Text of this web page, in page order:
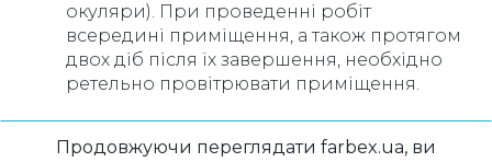
окуляри). При проведенні робіт
всередині приміщення, а також протягом
двох діб після їх завершення, необхідно
ретельно провітрювати приміщення.
Продовжуючи переглядати farbex.ua, ви